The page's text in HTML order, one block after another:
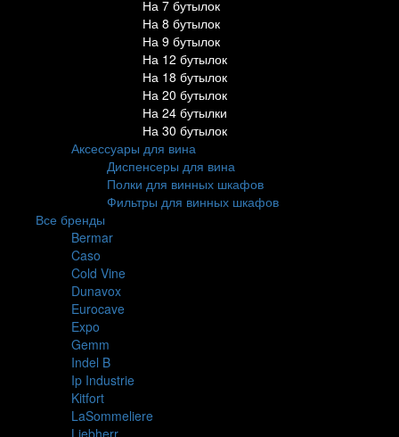
На 7 бутылок
На 8 бутылок
На 9 бутылок
На 12 бутылок
На 18 бутылок
На 20 бутылок
На 24 бутылки
На 30 бутылок
Аксессуары для вина
Диспенсеры для вина
Полки для винных шкафов
Фильтры для винных шкафов
Все бренды
Bermar
Caso
Cold Vine
Dunavox
Eurocave
Expo
Gemm
Indel B
Ip Industrie
Kitfort
LaSommeliere
Liebherr